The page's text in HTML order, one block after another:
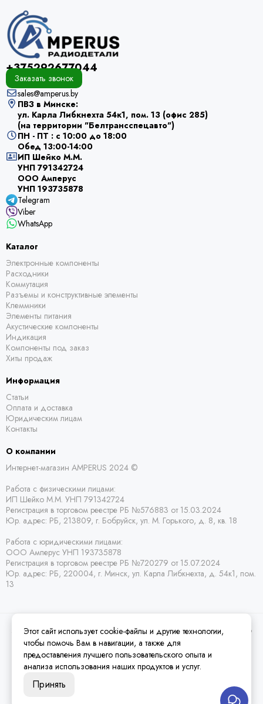
+375292677044
Заказать звонок
sales@amperus.by
ПВЗ в Минске:
ул. Карла Либкнехта 54к1, пом. 13 (офис 285)
(на территории "Белтрансспецавто")
ПН - ПТ : с 10:00 до 18:00
Обед 13:00-14:00
ИП Шейко М.М.
УНП 791342724
ООО Амперус
УНП 193735878
Telegram
Viber
WhatsApp
Каталог
Электронные компоненты
Расходники
Коммутация
Разъемы и конструктивные элементы
Клеммники
Элементы питания
Акустические компоненты
Индикация
Компоненты под заказ
Хиты продаж
Информация
Статьи
Оплата и доставка
Юридическим лицам
Контакты
О компании
Интернет-магазин AMPERUS 2024 ©
Работа с физическими лицами:
ИП Шейко М.М. УНП 791342724
Регистрация в торговом реестре РБ №576883 от 15.03.2024
Юр. адрес: РБ, 213809, г. Бобруйск, ул. М. Горького, д. 8, кв. 18
Работа с юридическими лицами:
ООО Амперус УНП 193735878
Регистрация в торговом реестре РБ №720279 от 15.07.2024
Юр. адрес: РБ, 220004, г. Минск, ул. Карла Либкнехта, д. 54к1, пом.
13
2026 © Amperus Радиодетали Минск | купить в розницу, оптом и почтой по
Беларуси.Карта сайта
Этот сайт использует cookie-файлы и другие технологии,
чтобы помочь Вам в навигации, а также для
предоставления лучшего пользовательского опыта и
анализа использования наших продуктов и услуг.
Принять